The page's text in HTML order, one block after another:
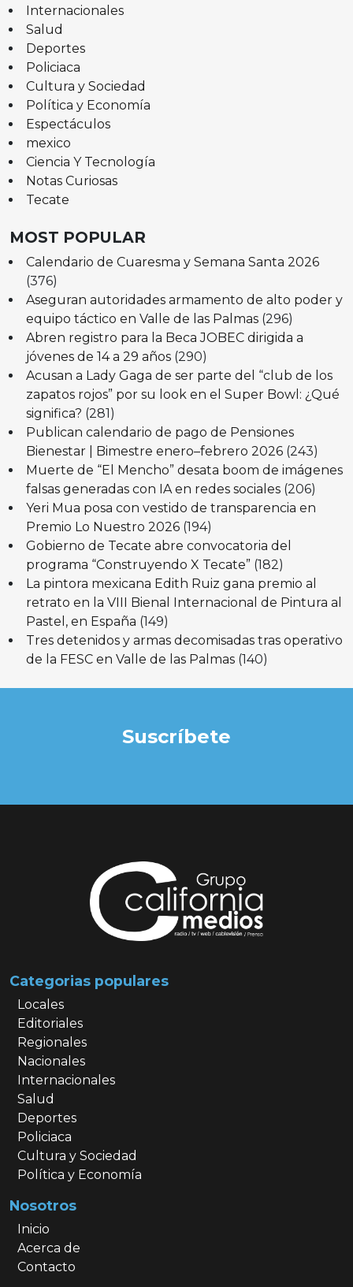
Internacionales
Salud
Deportes
Policiaca
Cultura y Sociedad
Política y Economía
Espectáculos
mexico
Ciencia Y Tecnología
Notas Curiosas
Tecate
MOST POPULAR
Calendario de Cuaresma y Semana Santa 2026
(376)
Aseguran autoridades armamento de alto poder y
equipo táctico en Valle de las Palmas (296)
Abren registro para la Beca JOBEC dirigida a
jóvenes de 14 a 29 años (290)
Acusan a Lady Gaga de ser parte del “club de los
zapatos rojos” por su look en el Super Bowl: ¿Qué
significa? (281)
Publican calendario de pago de Pensiones
Bienestar | Bimestre enero–febrero 2026 (243)
Muerte de “El Mencho” desata boom de imágenes
falsas generadas con IA en redes sociales (206)
Yeri Mua posa con vestido de transparencia en
Premio Lo Nuestro 2026 (194)
Gobierno de Tecate abre convocatoria del
programa “Construyendo X Tecate” (182)
La pintora mexicana Edith Ruiz gana premio al
retrato en la VIII Bienal Internacional de Pintura al
Pastel, en España (149)
Tres detenidos y armas decomisadas tras operativo
de la FESC en Valle de las Palmas (140)
Suscríbete
Categorias populares
Locales
Editoriales
Regionales
Nacionales
Internacionales
Salud
Deportes
Policiaca
Cultura y Sociedad
Política y Economía
Nosotros
Inicio
Acerca de
Contacto